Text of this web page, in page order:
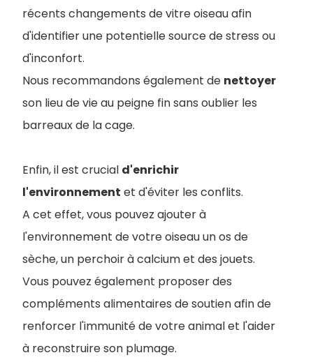
récents changements de vitre oiseau afin
d'identifier une potentielle source de stress ou
d'inconfort.
Nous recommandons également de nettoyer
son lieu de vie au peigne fin sans oublier les
barreaux de la cage.
Enfin, il est crucial d'enrichir
l'environnement et d'éviter les conflits.
A cet effet, vous pouvez ajouter à
l'environnement de votre oiseau un os de
sèche, un perchoir à calcium et des jouets.
Vous pouvez également proposer des
compléments alimentaires de soutien afin de
renforcer l'immunité de votre animal et l'aider
à reconstruire son plumage.